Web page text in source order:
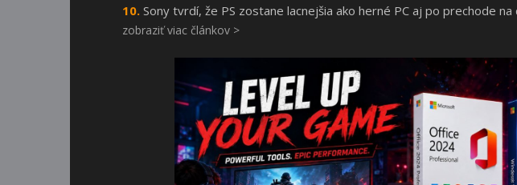
Sony tvrdí, že PS zostane lacnejšia ako herné PC aj po prechode
zobraziť viac článkov >